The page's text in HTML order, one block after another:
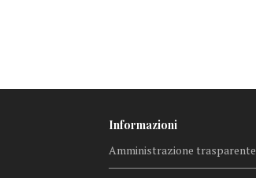
Informazioni
Amministrazione trasparente